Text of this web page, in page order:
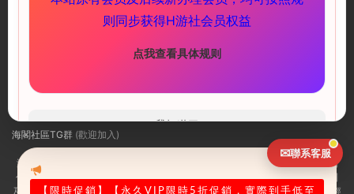
萌新教程
下載教程
聯系我們
海閣社區TG群 (歡迎加入)
海閣社區：i社遊戲官方指定網站，Illusion是日本的一家知名十八禁3D遊戲制
作公司，主要作品有尾行系列、欲望格鬥系列、欲望血液系列、人工少女系列
及性感沙灘系列等。i社作爲PC界最出名的成人遊戲制作商，很多玩家可能已經
【限時促銷 】【永久VIP限時5折促銷，實際到手低至
✉聯系客服
则同步获得H游社会员权益
点我查看具体规则
我知道了